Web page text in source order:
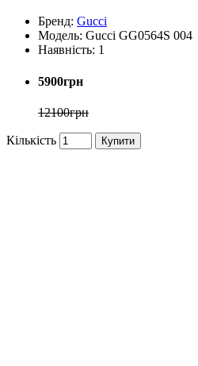
Бренд: Gucci
Модель: Gucci GG0564S 004
Наявність: 1
5900грн
12100грн
Кількість Купити